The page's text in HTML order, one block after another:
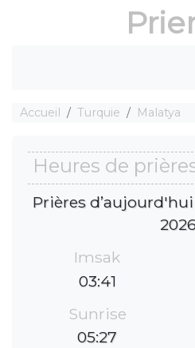
Accueil Turquie Malatya
Heures de
Prières
Imsak
03:41
Sunrise
05:27